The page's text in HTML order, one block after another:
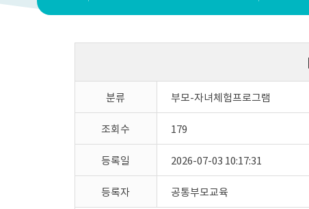
분류 부모-자녀체험프로그램
조회수 179
등록일 2026-07-03 10:17:31
등록자 공통부모교육